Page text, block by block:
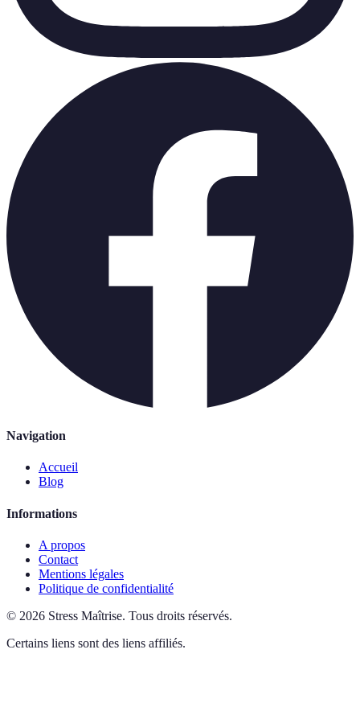
Navigation
Accueil
Blog
Informations
A propos
Contact
Mentions légales
Politique de confidentialité
© 2026 Stress Maîtrise. Tous droits réservés.
Certains liens sont des liens affiliés.